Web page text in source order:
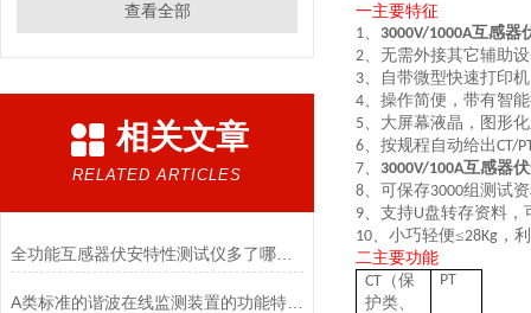
查看全部
相关文章
RELATED ARTICLES
全功能互感器伏安特性测试仪多了哪些功能
​A类标准的谐波在线监测装置的功能特点与参数
一主要特征
1、 3000V/1000A互感器
2、 无需外接其它辅助
3、
自带微型快速打印
4、 操作简便，带有智
5、 大屏幕液晶，图形
6、 按规程自动给出CT/
7、 3000V/100A互感器
8、 可保存3000组测试
9、 支持U盘转存资料，
10、 小巧轻便≤28Kg ，
二主要功能
CT （保
护类、
PT